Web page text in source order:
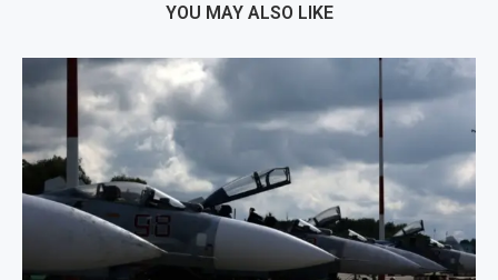
YOU MAY ALSO LIKE